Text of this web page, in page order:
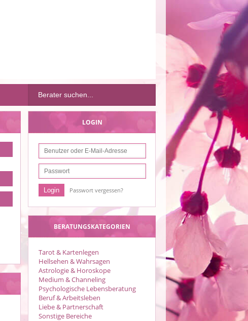
LOGIN
Passwort vergessen?
BERATUNGSKATEGORIEN
Tarot & Kartenlegen
Hellsehen & Wahrsagen
Astrologie & Horoskope
Medium & Channeling
Psychologische Lebensberatung
Beruf & Arbeitsleben
Liebe & Partnerschaft
Sonstige Bereiche